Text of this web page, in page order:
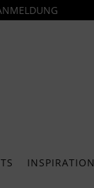
INSPIRATION